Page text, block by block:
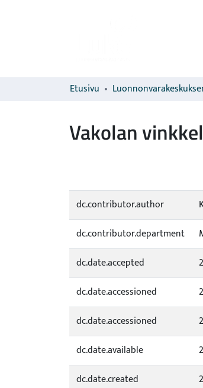
Etusivu
Vakolan
dc.contributor.author
dc.contributor.department
dc.date.accepted
dc.date.accessioned
dc.date.accessioned
dc.date.available
dc.date.created